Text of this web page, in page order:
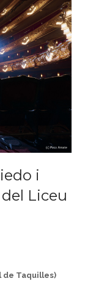
i
Liceu
de Taquilles)